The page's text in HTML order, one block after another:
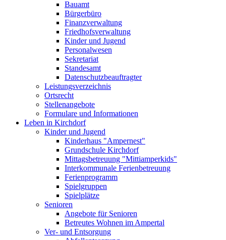
Bauamt
Bürgerbüro
Finanzverwaltung
Friedhofsverwaltung
Kinder und Jugend
Personalwesen
Sekretariat
Standesamt
Datenschutzbeauftragter
Leistungsverzeichnis
Ortsrecht
Stellenangebote
Formulare und Informationen
Leben in Kirchdorf
Kinder und Jugend
Kinderhaus "Ampernest"
Grundschule Kirchdorf
Mittagsbetreuung "Mittiamperkids"
Interkommunale Ferienbetreuung
Ferienprogramm
Spielgruppen
Spielplätze
Senioren
Angebote für Senioren
Betreutes Wohnen im Ampertal
Ver- und Entsorgung